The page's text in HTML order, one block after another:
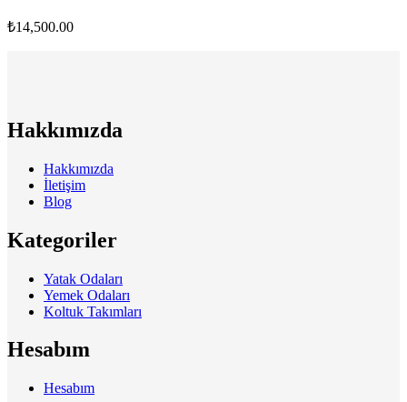
₺14,500.00
Hakkımızda
Hakkımızda
İletişim
Blog
Kategoriler
Yatak Odaları
Yemek Odaları
Koltuk Takımları
Hesabım
Hesabım